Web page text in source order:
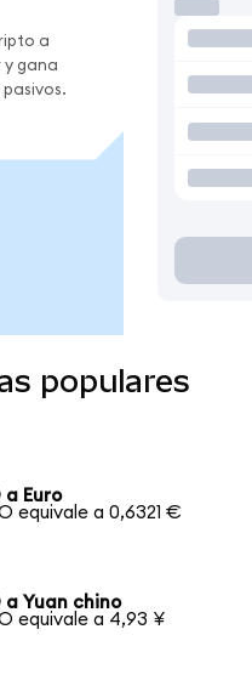
a
gana
pasivos.
populares
a Euro
equivale a 0,6321 €
a Yuan chino
equivale a 4,93 ¥